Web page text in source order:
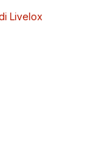
Livelox